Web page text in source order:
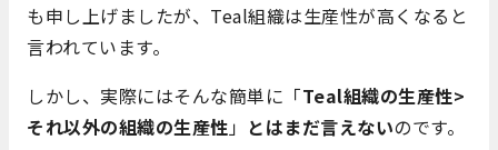
も申し上げましたが、Teal組織は生産性が高くなると
言われています。
しかし、実際にはそんな簡単に「Teal組織の生産性>
それ以外の組織の生産性」 とはまだ言えないのです。